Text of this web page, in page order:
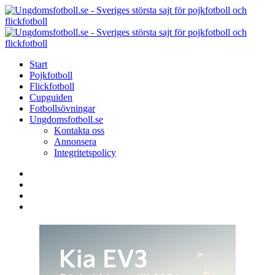
Menu
Search
Menu
Start
Pojkfotboll
Flickfotboll
Cupguiden
Fotbollsövningar
Ungdomsfotboll.se
Kontakta oss
Annonsera
Integritetspolicy